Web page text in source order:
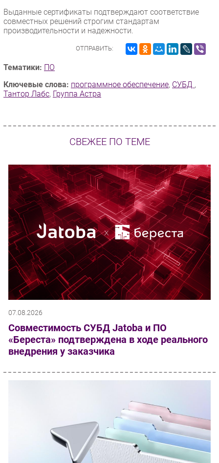
Выданные сертификаты подтверждают соответствие
совместных решений строгим стандартам
производительности и надежности.
ОТПРАВИТЬ:
Тематики: ПО
Ключевые слова: программное обеспечение, СУБД ,
Тантор Лабс, Группа Астра
СВЕЖЕЕ ПО ТЕМЕ
07.08.2026
Совместимость СУБД Jatoba и ПО
«Береста» подтверждена в ходе реального
внедрения у заказчика